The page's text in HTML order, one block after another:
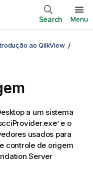
Search Menu
ao QlikView
a um sistema
e o
usados para
controle de origem
Server